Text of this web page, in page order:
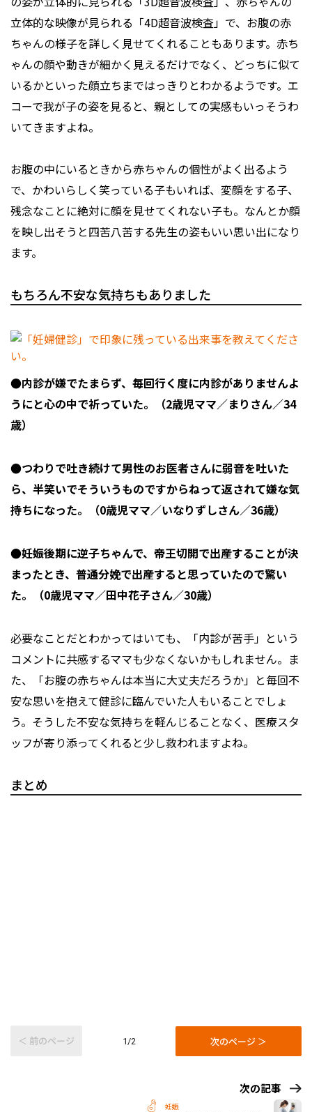
立体的な映像が見られる「4D超音波検査」で、お腹の赤
ちゃんの様子を詳しく見せてくれることもあります。赤ち
ゃんの顔や動きが細かく見えるだけでなく、どっちに似て
いるかといった顔立ちまではっきりとわかるようです。エ
コーで我が子の姿を見ると、親としての実感もいっそうわ
いてきますよね。
お腹の中にいるときから赤ちゃんの個性がよく出るよう
で、かわいらしく笑っている子もいれば、変顔をする子、
残念なことに絶対に顔を見せてくれない子も。なんとか顔
を映し出そうと四苦八苦する先生の姿もいい思い出になり
ます。
もちろん不安な気持ちもありました
●内診が嫌でたまらず、毎回行く度に内診がありませんよ
うにと心の中で祈っていた。（2歳児ママ／まりさん／34
歳）
●つわりで吐き続けて男性のお医者さんに弱音を吐いた
ら、半笑いでそういうものですからねって返されて嫌な気
持ちになった。（0歳児ママ／いなりずしさん／36歳）
●妊娠後期に逆子ちゃんで、帝王切開で出産することが決
まったとき、普通分娩で出産すると思っていたので驚い
た。（0歳児ママ／田中花子さん／30歳）
必要なことだとわかってはいても、「内診が苦手」という
コメントに共感するママも少なくないかもしれません。ま
た、「お腹の赤ちゃんは本当に大丈夫だろうか」と毎回不
安な思いを抱えて健診に臨んでいた人もいることでしょ
う。そうした不安な気持ちを軽んじることなく、医療スタ
ッフが寄り添ってくれると少し救われますよね。
まとめ
＜ 前のページ 1/2 次のページ ＞
次の記事
妊娠